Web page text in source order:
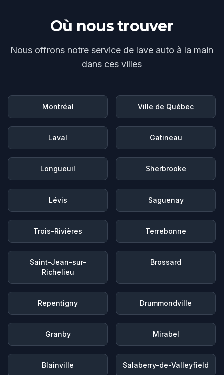
Où nous trouver
Nous offrons notre service de lave auto à la main
dans ces villes
Montréal Ville de Québec
Laval Gatineau
Longueuil Sherbrooke
Lévis Saguenay
Trois-Rivières Terrebonne
Saint-Jean-sur-
Richelieu
Brossard
Repentigny Drummondville
Granby Mirabel
Blainville Salaberry-de-Valleyfield